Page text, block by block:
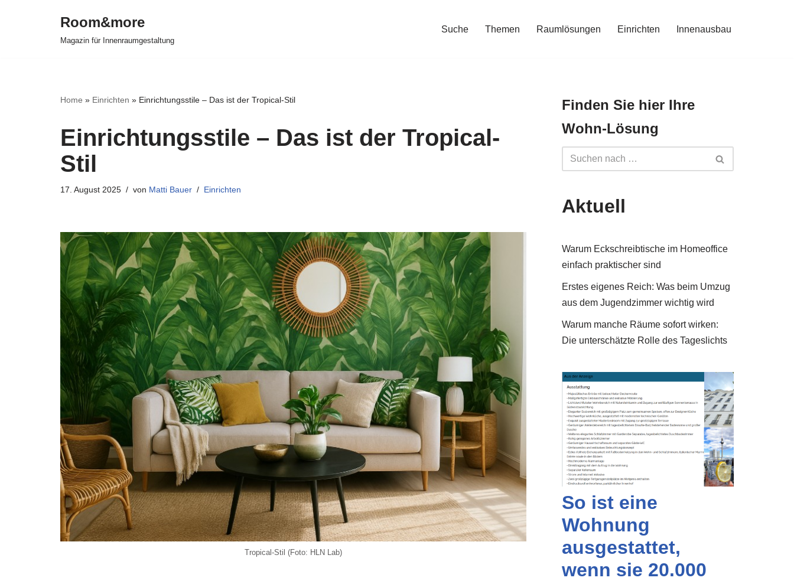
Room&more
Magazin für Innenraumgestaltung
Suche Themen Raumlösungen Einrichten Innenausbau
Home » Einrichten » Einrichtungsstile – Das ist der Tropical-Stil
Einrichtungsstile – Das ist der Tropical-
Stil
17. August 2025 von Matti Bauer Einrichten
Tropical-Stil (Foto: HLN Lab)
Finden Sie hier Ihre
Wohn-Lösung
Aktuell
Warum Eckschreibtische im Homeoffice
einfach praktischer sind
Erstes eigenes Reich: Was beim Umzug
aus dem Jugendzimmer wichtig wird
Warum manche Räume sofort wirken:
Die unterschätzte Rolle des Tageslichts
So ist eine
Wohnung
ausgestattet,
wenn sie 20.000